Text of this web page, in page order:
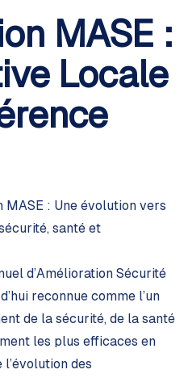
MASE :
Locale
MASE : Une évolution vers
santé et
d’Amélioration Sécurité
reconnue comme l’un
de la sécurité, de la santé
les plus efficaces en
des